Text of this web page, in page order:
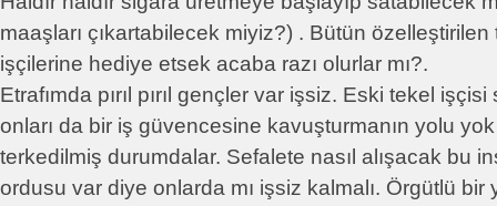
maaşları çıkartabilecek miyiz?) . Bütün özelleştirilen
işçilerine hediye etsek acaba razı olurlar mı?.
Etrafımda pırıl pırıl gençler var işsiz. Eski tekel
onları da bir iş güvencesine kavuşturmanın yolu
terkedilmiş durumdalar. Sefalete nasıl alışacak bu
ordusu var diye onlarda mı işsiz kalmalı. Örgütlü bir